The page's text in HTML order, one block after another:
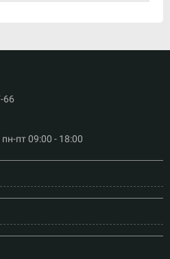
66
пт 09:00 - 18:00